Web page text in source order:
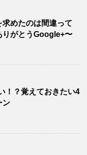
めたのは間違って
りがとうGoogle+〜
！？覚えておきたい4
ン